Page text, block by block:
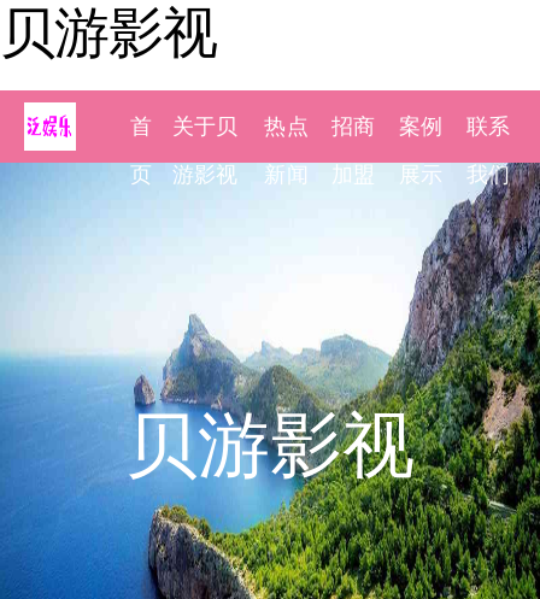
贝游影视
首
页
关于贝
游影视
热点
新闻
招商
加盟
案例
展示
联系
我们
贝游影视